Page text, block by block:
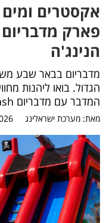
פארק
הנינג'ה
מדבריום בבאר שבע
הגדול. בואו ליהנות
המדבר עם מדבריום Splash
מאת: מערכת ישראלינג